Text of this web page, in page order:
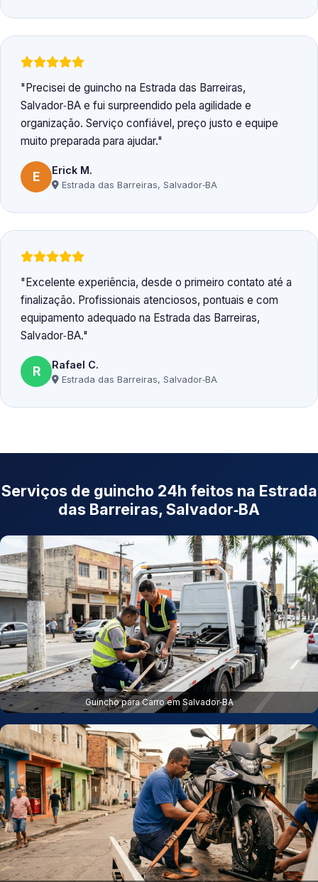
Precisei de guincho na Estrada das Barreiras,
Salvador‑BA e fui surpreendido pela agilidade e
organização. Serviço confiável, preço justo e equipe
muito preparada para ajudar.
E Erick M.
Estrada das Barreiras, Salvador‑BA
Excelente experiência, desde o primeiro contato até a
finalização. Profissionais atenciosos, pontuais e com
equipamento adequado na Estrada das Barreiras,
Salvador‑BA.
R Rafael C.
Estrada das Barreiras, Salvador‑BA
Serviços de guincho 24h feitos na Estrada
das Barreiras, Salvador‑BA
Guincho para Carro em Salvador‑BA